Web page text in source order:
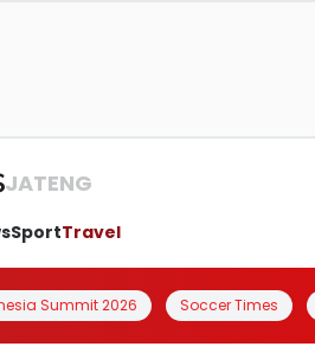
JATENG
SportTravel
Summit 2026 Soccer Times